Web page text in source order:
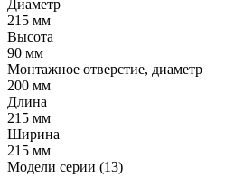
Диаметр
215 мм
Высота
90 мм
Монтажное отверстие, диаметр
200 мм
Длина
215 мм
Ширина
215 мм
Модели серии (13)